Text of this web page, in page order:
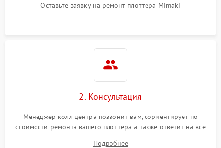
Оставьте заявку на ремонт плоттера Mimaki
2. Консультация
Менеджер колл центра позвонит вам, сориентирует по
стоимости ремонта вашего плоттера а также ответит на все
Подробнее